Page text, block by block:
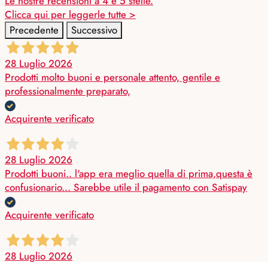
Clicca qui per leggerle tutte >
Precedente
Successivo
28 Luglio 2026
Prodotti molto buoni e personale attento, gentile e
professionalmente preparato,
Acquirente verificato
28 Luglio 2026
Prodotti buoni.. l'app era meglio quella di prima,questa è
confusionario... Sarebbe utile il pagamento con Satispay
Acquirente verificato
28 Luglio 2026